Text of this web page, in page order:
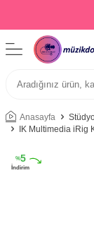
Anasayfa
IK Multimedia iRig
%5
İndirim